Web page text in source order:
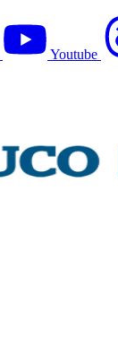
Youtube